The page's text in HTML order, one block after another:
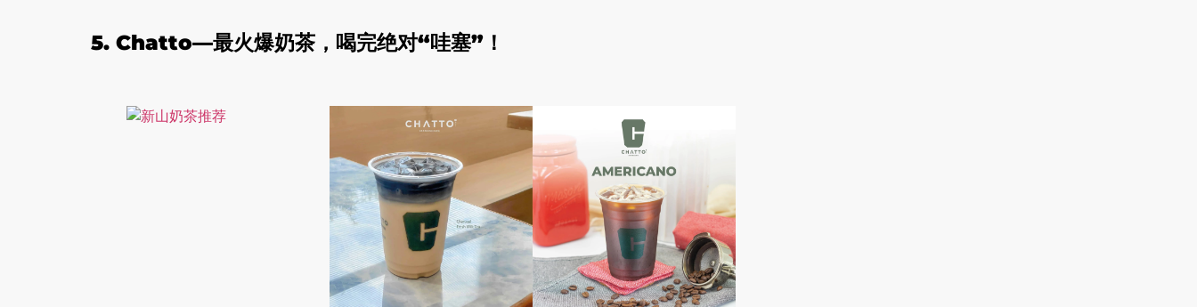
5. Chatto—最火爆奶茶，喝完绝对“哇塞”！